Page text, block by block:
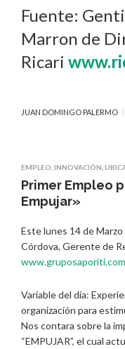
Fuente:
Marron de
Ricari
JUAN DOMINGO PALERMO
EMPLEO INNOVACIÓN
Primer Empleo
Empujar»
Este lunes 14 de
Córdova, Gerente de
www.gruposaporiti.com
Variable del día:
organización para
Nos contara sobre la
“EMPUJAR”, el cual